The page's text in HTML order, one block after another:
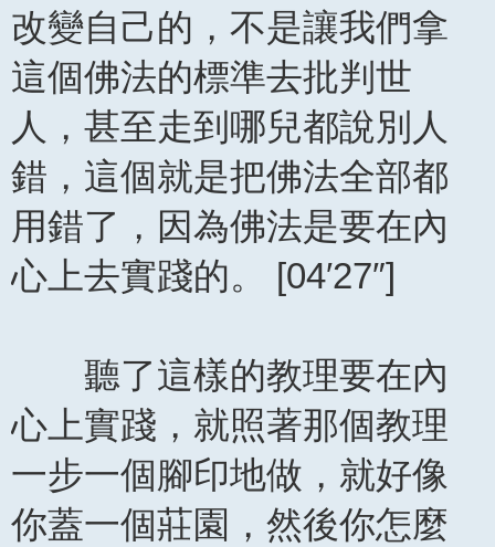
改變自己的，不是讓我們拿
這個佛法的標準去批判世
人，甚至走到哪兒都說別人
錯，這個就是把佛法全部都
用錯了，因為佛法是要在內
心上去實踐的。 [04′27″]
聽了這樣的教理要在內
心上實踐，就照著那個教理
一步一個腳印地做，就好像
你蓋一個莊園，然後你怎麼